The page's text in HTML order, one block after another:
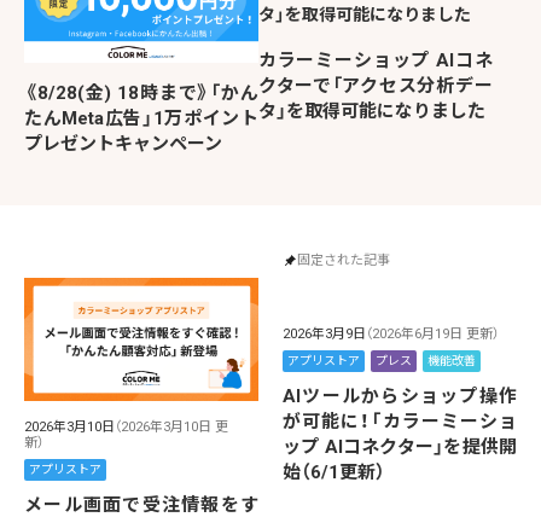
《8/28(金) 18時まで》「かん
たんMeta広告」1万ポイント
プレゼントキャンペーン
カラーミーショップ AIコネ
クターで「アクセス分析デー
タ」を取得可能になりました
2026年3月10日 （2026年3月10日 更
新）
アプリストア
メール画面で受注情報をす
固定された記事
2026年3月9日 （2026年6月19日 更新）
アプリストア プレス 機能改善
AIツールからショップ操作
が可能に！「カラーミーショ
ップ AIコネクター」を提供開
始（6/1更新）